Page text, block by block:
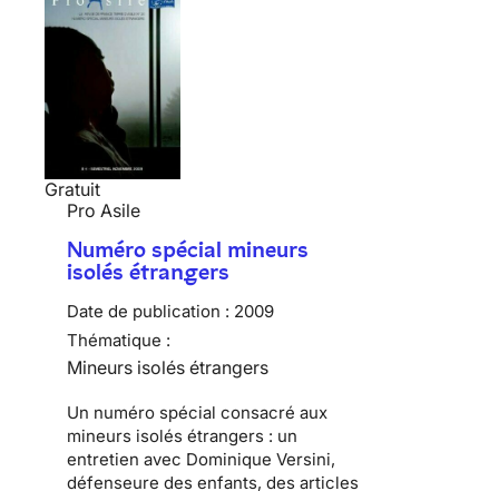
Gratuit
Pro Asile
Numéro spécial mineurs
isolés étrangers
Date de publication : 2009
Thématique :
Mineurs isolés étrangers
Un numéro spécial consacré aux
mineurs isolés étrangers : un
entretien avec Dominique Versini,
défenseure des enfants, des articles